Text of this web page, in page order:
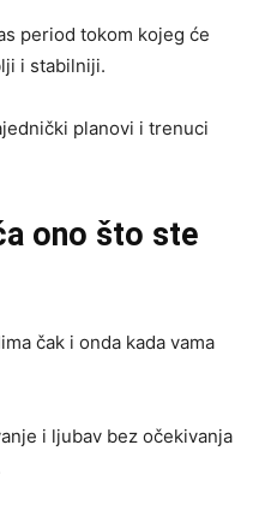
period tokom kojeg će
i stabilniji.
planovi i trenuci
ono što ste
čak i onda kada vama
i ljubav bez očekivanja